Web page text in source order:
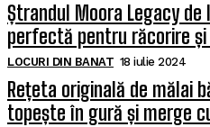
Ștrandul Moora Legacy
perfectă pentru răcorire și
LOCURI DIN BANAT 18 iulie 2024
Rețeta originală de mălai
topește în gură și merge